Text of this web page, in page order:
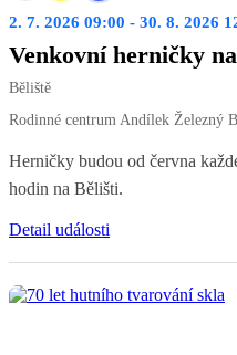
2. 7. 2026 09:00 - 30. 8. 2026
Venkovní herničky
Běliště
Rodinné centrum Andílek Železný
Herničky budou od června
hodin na Bělišti.
Detail události